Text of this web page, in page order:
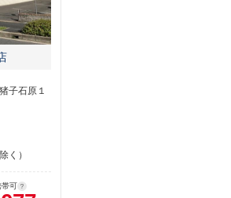
子石原１
く）
帯可